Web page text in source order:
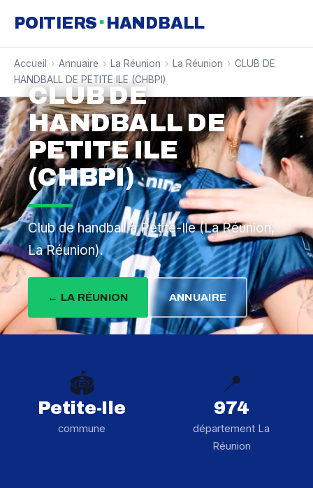
POITIERS · HANDBALL
Accueil › Annuaire › La Réunion › La Réunion › CLUB DE
HANDBALL DE PETITE ILE (CHBPI)
CLUB DE
HANDBALL DE
PETITE ILE
(CHBPI)
Club de handball à Petite-Ile (La Réunion,
La Réunion).
← LA RÉUNION ANNUAIRE
🏟️
Petite-Ile
commune
📍
974
département La
Réunion